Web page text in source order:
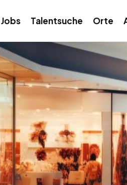
Jobs Talentsuche Orte